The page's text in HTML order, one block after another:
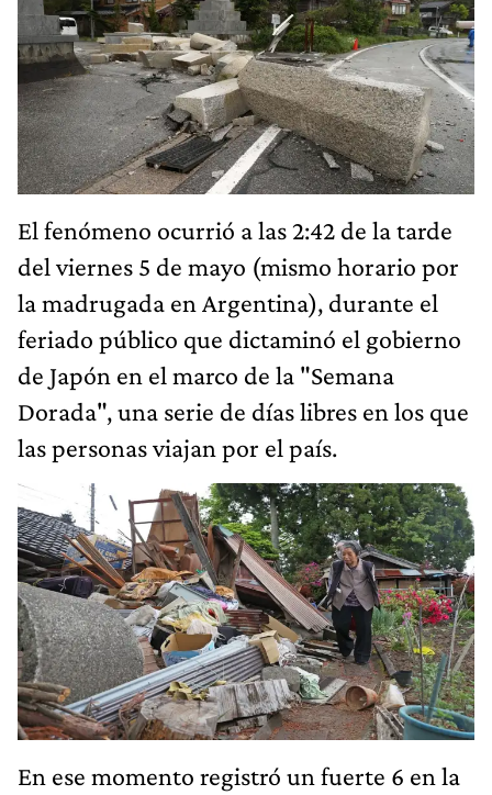
El fenómeno ocurrió a las 2:42 de la tarde
del viernes 5 de mayo (mismo horario por
la madrugada en Argentina), durante el
feriado público que dictaminó el gobierno
de Japón en el marco de la "Semana
Dorada", una serie de días libres en los que
las personas viajan por el país.
En ese momento registró un fuerte 6 en la